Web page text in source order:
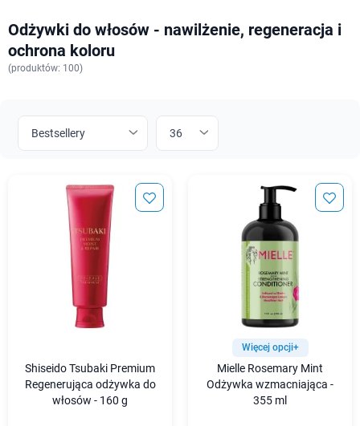
Odżywki do włosów - nawilżenie, regeneracja i
ochrona koloru
(produktów: 100)
Shiseido Tsubaki Premium
Regenerująca odżywka do
włosów - 160 g
Więcej opcji+
Mielle Rosemary Mint
Odżywka wzmacniająca -
355 ml